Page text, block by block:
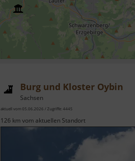
Burg und Kloster Oybin
Sachsen
aktuell vom 05.06.2026 / Zugriffe: 4445
126 km vom aktuellen Standort